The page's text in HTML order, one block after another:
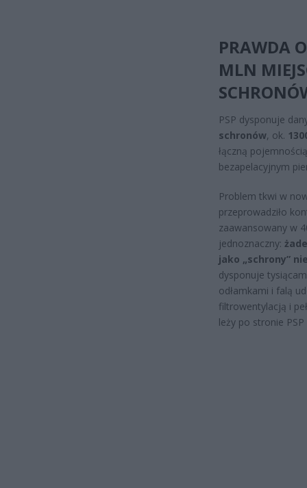
PRAWDA
MLN
PSP dysponuje
schronów, ok.
łączną
bezapelacyjnym
Problem tkwi w
przeprowadziło
zaawansowany w
jednoznaczny:
jako „schrony”
dysponuje
odłamkami i falą
filtrowentylacją i
leży po stronie